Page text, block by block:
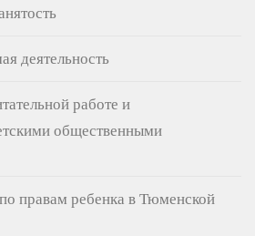
деятельность
работе и
общественными
правам ребенка в Тюменской